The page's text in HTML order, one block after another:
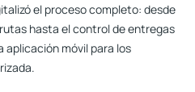
el proceso completo: desde
hasta el control de entregas
aplicación móvil para los